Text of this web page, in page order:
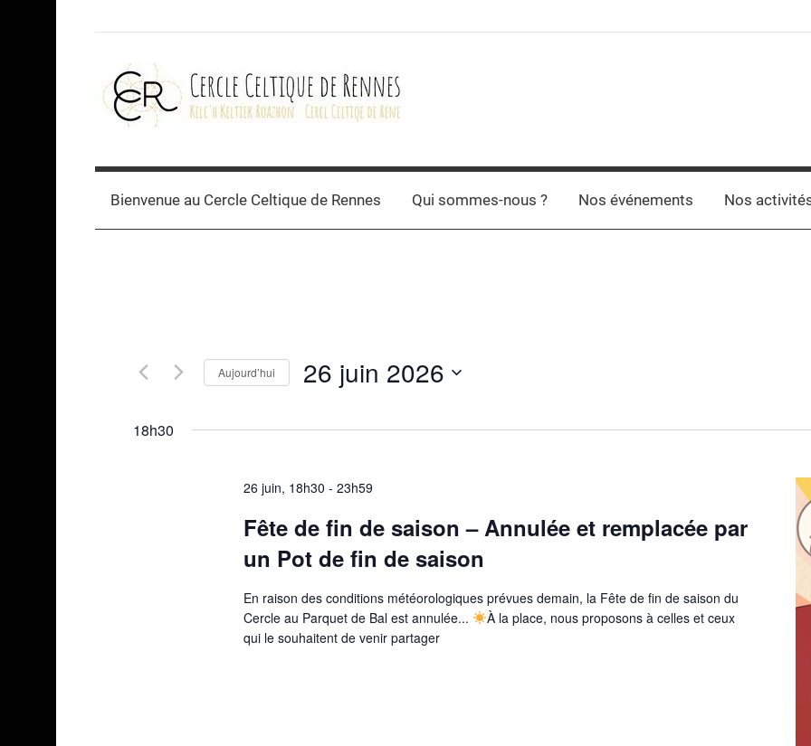
Cercle
celtique
Bienvenue au Cercle Celtique de Rennes Qui sommes-nous ? Nos événements Nos
Aujourd’hui 26 juin 2026
une
18h30
26 juin, 18h30 - 23h59
Fête de fin de saison – Annulée et remplacée par
un Pot de fin de saison
En raison des conditions météorologiques prévues demain, la Fête de fin de saison du
Cercle au Parquet de Bal est annulée...
À la place, nous proposons à celles et ceux
qui le souhaitent de venir partager